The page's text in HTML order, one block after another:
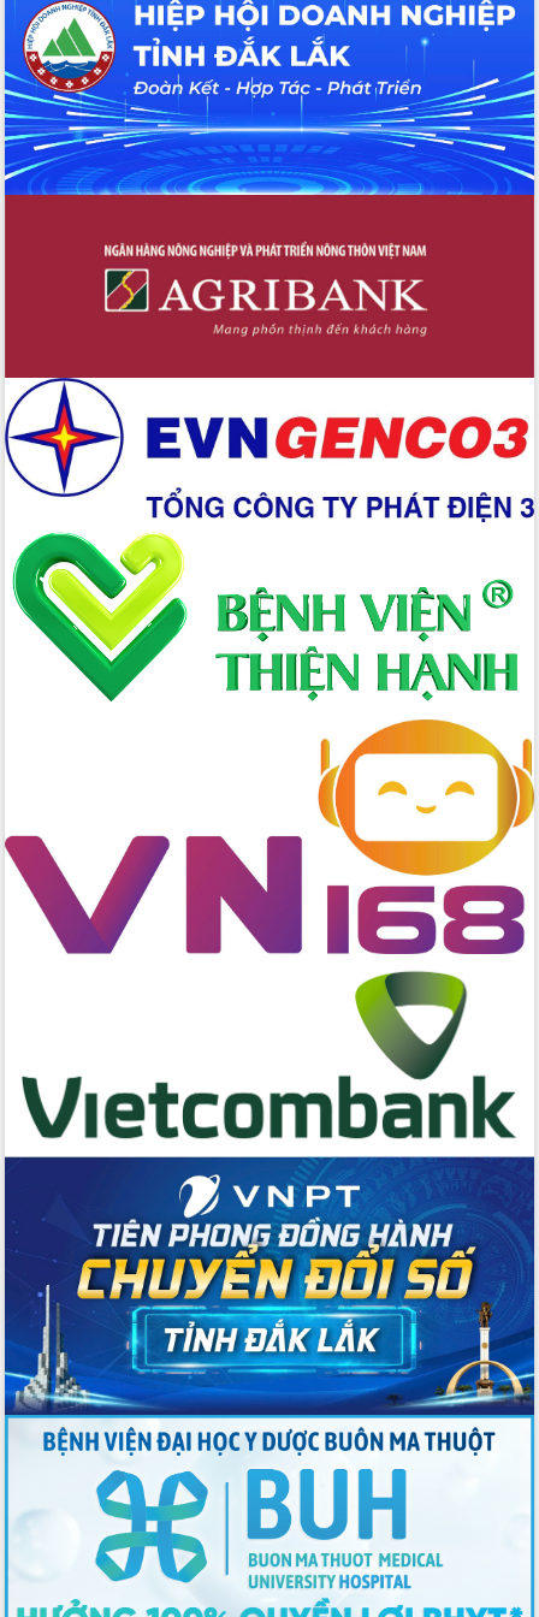
Hội thảo khoa học “Giải pháp thúc đẩy
phát triển nền kinh tế xanh tại tỉnh
Đắk Lắk”
Tăng cường giám sát, đôn đốc thực
hiện nhiệm vụ quản lý tài sản công
hàng tuần
Tháo gỡ những vướng mắc, đẩy mạnh
Đắk Lắk: Tôn vinh 46 giải pháp tại Hội
thi Sáng tạo Kỹ thuật 2024 - 2025
Đắk Lắk rà soát, điều chỉnh Đề án 190
Phó Chủ tịch UBND tỉnh Đắk Lắk
Trương Công Thái kiểm tra thực địa
Dự án cao tốc Khánh Hòa - Buôn Ma
Thuột
Định vị cà phê Việt Nam như một “di
sản sống” trong dòng chảy toàn cầu
Xây dựng nông thôn mới: Nâng cao đời
sống người dân từ những mô hình thiết
thực
Quyết liệt tháo gỡ vướng mắc, đẩy
nhanh tiến độ các dự án trọng điểm
trong Khu kinh tế Nam Phú Yên
Hòn Yến phát triển du lịch gắn với bảo
Phát động chiến dịch 30 ngày đêm
giải phóng mặt bằng Tuyến đường bộ
ven biển
Đắk Lắk nỗ lực thúc đẩy tăng trưởng
kinh tế từ 10% trở lên trong Quý
Thứ trưởng Bộ Y tế làm việc với tỉnh
Đắk Lắk về phát triển nhân lực y tế
cho trạm y tế cấp xã
Du lịch Đắk Lắk nâng tầm trải nghiệm
du khách thông qua Hệ thống cơ sở dữ
liệu và Bản đồ số
Tập huấn ứng dụng trí tuệ nhân tạo (AI)
trong thương mại điện tử năm 2026
Đoàn đại biểu Quốc hội tỉnh Đắk Lắk
trao đổi thông tin trước Kỳ họp thứ
nhất, Quốc hội khóa XVI
Quyết liệt cải cách hành chính, khơi
thông nguồn lực phát triển
Nâng cao hiệu lực, hiệu quả HĐND
tỉnh thông qua hiện đại hóa hành chính
Xã Ea Phê gắn cải cách hành chính với
chuyển đổi số
Phó Chủ tịch Thường trực UBND tỉnh
Hồ Thị Nguyên Thảo làm việc tại Trung